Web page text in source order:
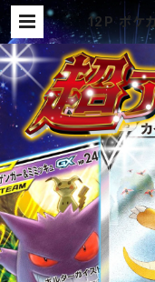
12P ポケ
| オリパ
(ポケカ、